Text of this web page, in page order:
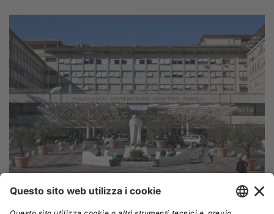
L’addestramento del modello